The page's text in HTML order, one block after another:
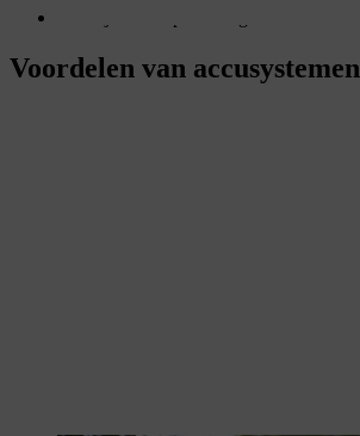
Voordelen van accusystemen